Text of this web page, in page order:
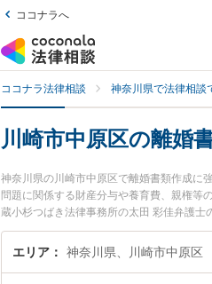
ココナラへ
ココナラ法律相談 神奈川県で法律相談
川崎市中原区の離婚
神奈川県の川崎市中原区で離婚書類作成に
問題に関係する財産分与や養育費、親権等
蔵小杉つばき法律事務所の太田 彩佳弁護
今すぐに弁護士に相談したい』『離婚書類
に相談予約したい』などでお困りの相談者
エリア 神奈川県、川崎市中原区